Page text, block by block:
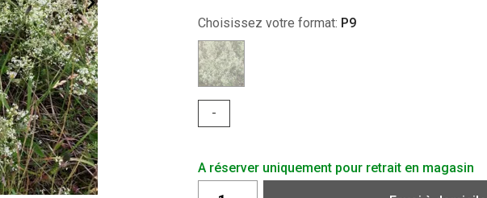
Choisissez votre format: P9
-
A réserver uniquement pour retrait en magasin